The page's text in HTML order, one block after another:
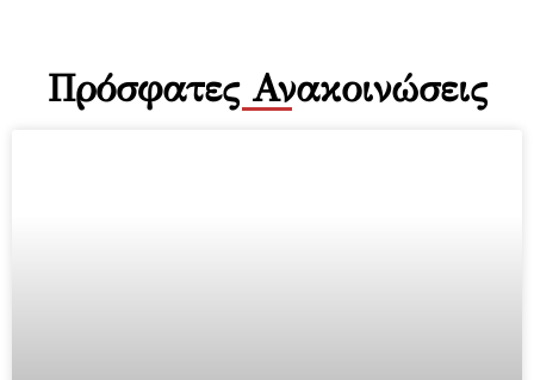
Πρόσφατες Ανακοινώσεις